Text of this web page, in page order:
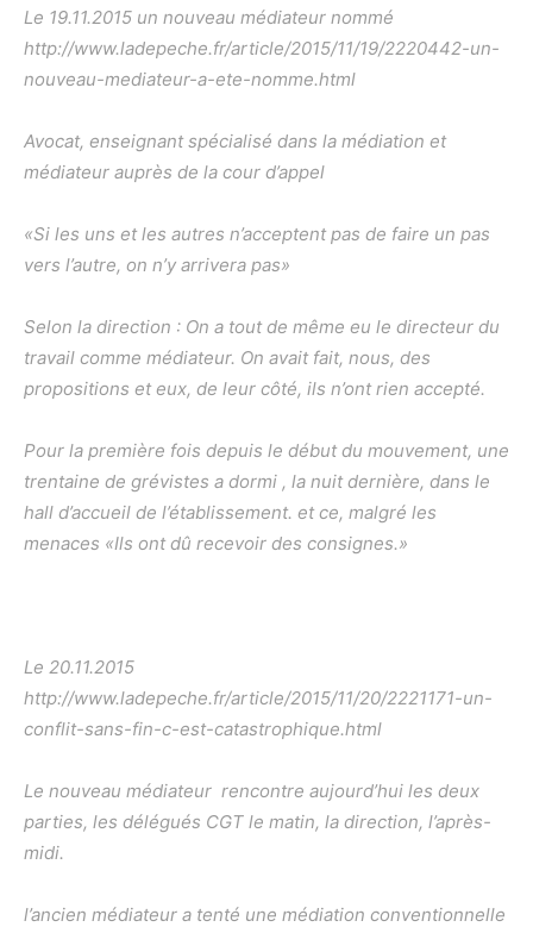
Le 19.11.2015 un nouveau médiateur nommé
http://www.ladepeche.fr/article/2015/11/19/2220442-un-
nouveau-mediateur-a-ete-nomme.html
Avocat, enseignant spécialisé dans la médiation et
médiateur auprès de la cour d’appel
«Si les uns et les autres n’acceptent pas de faire un pas
vers l’autre, on n’y arrivera pas»
Selon la direction : On a tout de même eu le directeur du
travail comme médiateur. On avait fait, nous, des
propositions et eux, de leur côté, ils n’ont rien accepté.
Pour la première fois depuis le début du mouvement, une
trentaine de grévistes a dormi , la nuit dernière, dans le
hall d’accueil de l’établissement. et ce, malgré les
menaces «Ils ont dû recevoir des consignes.»
Le 20.11.2015
http://www.ladepeche.fr/article/2015/11/20/2221171-un-
conflit-sans-fin-c-est-catastrophique.html
Le nouveau médiateur rencontre aujourd’hui les deux
parties, les délégués CGT le matin, la direction, l’après-
midi.
l’ancien médiateur a tenté une médiation conventionnelle